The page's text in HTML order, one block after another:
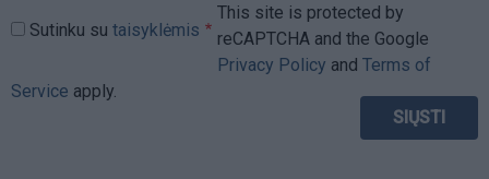
Sutinku su taisyklėmis
This site is protected by
reCAPTCHA and the Google
Privacy Policy and Terms of
Service apply.